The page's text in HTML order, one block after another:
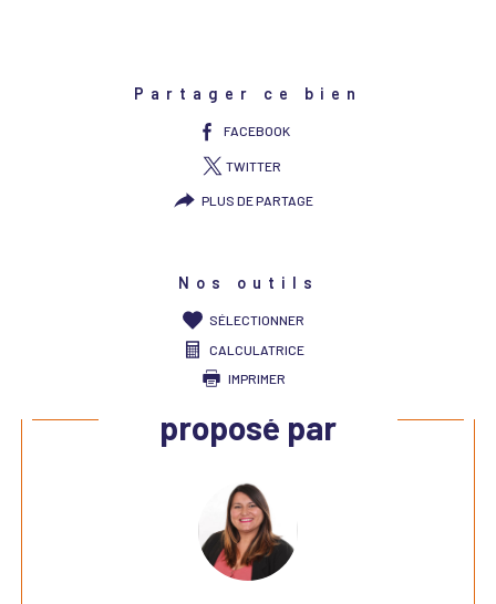
Partager ce bien
FACEBOOK
TWITTER
PLUS DE PARTAGE
Nos outils
SÉLECTIONNER
CALCULATRICE
IMPRIMER
Ce bien vous est
proposé par